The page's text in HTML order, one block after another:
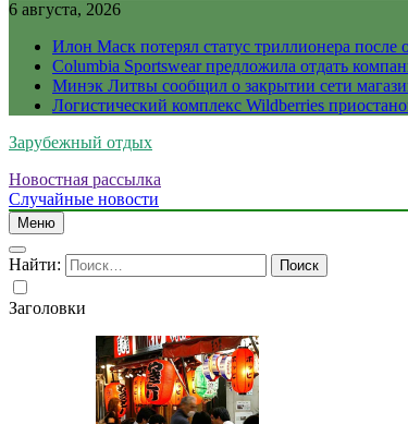
6 августа, 2026
Илон Маск потерял статус триллионера после
Columbia Sportswear предложила отдать
Минэк Литвы сообщил о закрытии сети
Логистический комплекс Wildberries
Зарубежный отдых
Новостная рассылка
Случайные новости
Меню
Найти:
Заголовки